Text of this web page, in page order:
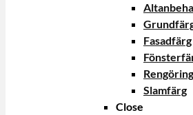
Fasadfärg
Slamfärg
Close